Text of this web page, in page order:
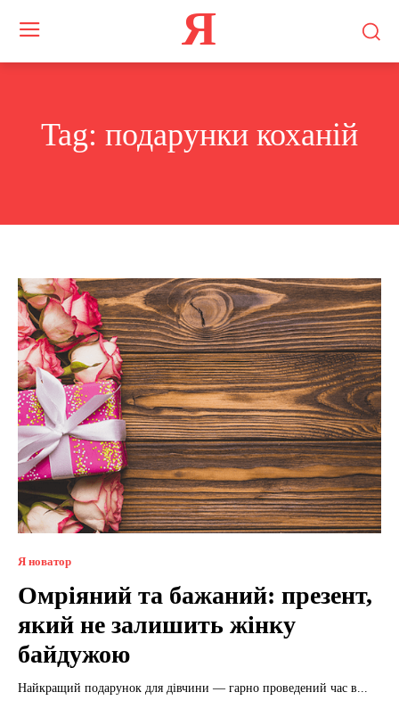
Я
Tag: подарунки коханій
Я новатор
Омріяний та бажаний: презент,
який не залишить жінку
байдужою
Найкращий подарунок для дівчини — гарно проведений час в...